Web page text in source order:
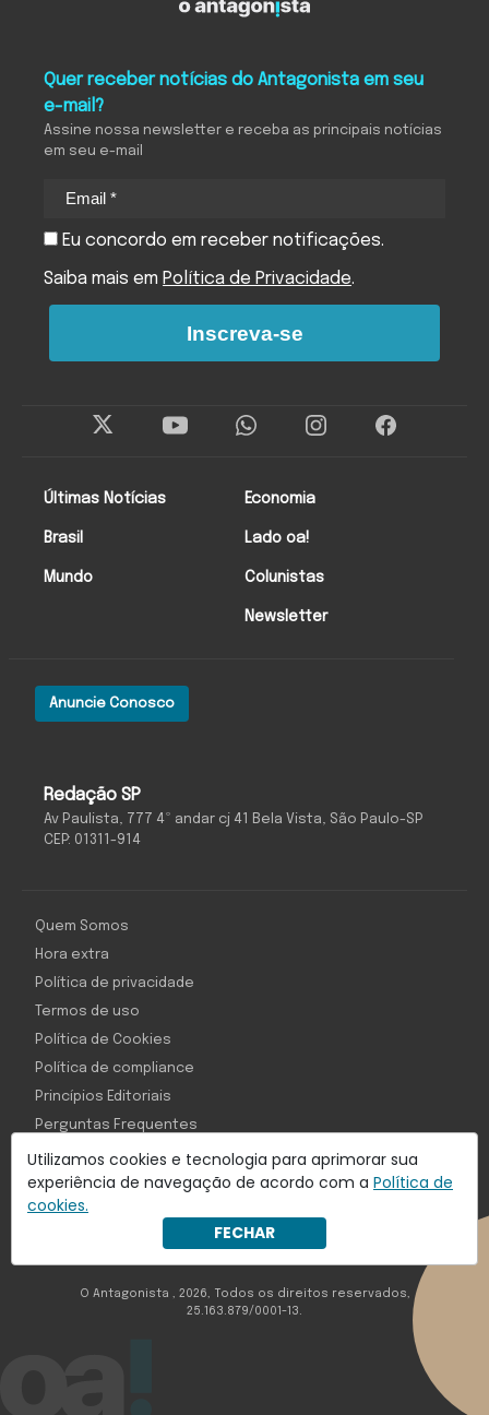
Utilizamos cookies e tecnologia para aprimorar sua
experiência de navegação de acordo com a Política de
cookies.
FECHAR
Redação SP
Av Paulista, 777 4º andar cj 41 Bela Vista, São Paulo-SP
CEP: 01311-914
Anuncie Conosco
Últimas Notícias
Brasil
Mundo
Economia
Lado oa!
Colunistas
Newsletter
Quer receber notícias do Antagonista em seu
e-mail?
Assine nossa newsletter e receba as principais notícias
em seu e-mail
Eu concordo em receber notificações.
Saiba mais em Política de Privacidade.
Inscreva-se
Com inteligência e tecnologia:
Object1ve - Marketing Solution
Quem Somos
Hora extra
Política de privacidade
Termos de uso
Política de Cookies
Política de compliance
Princípios Editoriais
Perguntas Frequentes
O Antagonista , 2026, Todos os direitos reservados,
25.163.879/0001-13.